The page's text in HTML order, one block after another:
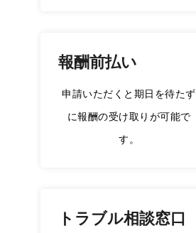
報酬前払い
申請いただくと期日を待たず
に報酬の受け取りが可能で
す。
トラブル相談窓口